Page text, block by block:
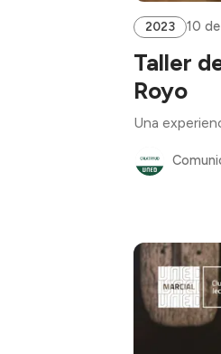
2023 10
Taller
Royo
Una